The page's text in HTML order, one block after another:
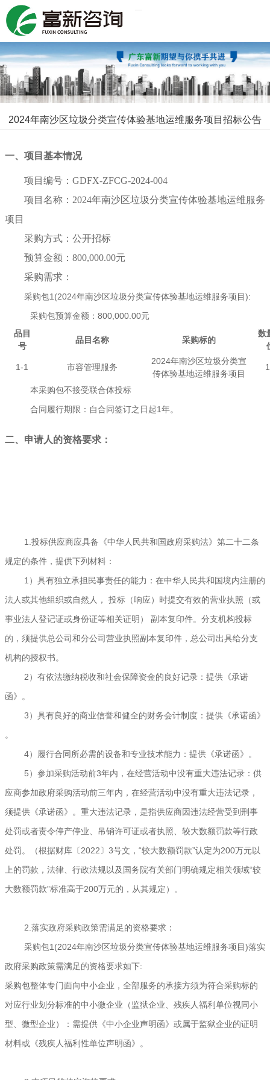
2024年南沙区垃圾分类宣传体验基地运维服务项目招标公告
一、项目基本情况
项目编号：GDFX-ZFCG-2024-004
项目名称：2024年南沙区垃圾分类宣传体验基地运维服务
项目
采购方式：公开招标
预算金额：800,000.00元
采购需求：
采购包1(2024年南沙区垃圾分类宣传体验基地运维服务项目):
采购包预算金额： 800,000.00元
品目
号
品目名称 采购标的
数
1-1 市容管理服务
2024年南沙区垃圾分类宣
传体验基地运维服务项目
本采购包不接受联合体投标
合同履行期限： 自合同签订之日起1年。
二、申请人的资格要求：
1.投标供应商应具备《中华人民共和国政府采购法》第二十二条
规定的条件，提供下列材料：
1）具有独立承担民事责任的能力：在中华人民共和国境内注册的
法人或其他组织或自然人， 投标（响应）时提交有效的营业执照（或
事业法人登记证或身份证等相关证明） 副本复印件。分支机构投标
的，须提供总公司和分公司营业执照副本复印件，总公司出具给分支
机构的授权书。
2）有依法缴纳税收和社会保障资金的良好记录：提供《承诺
函》。
3）具有良好的商业信誉和健全的财务会计制度：提供《承诺函》
。
4）履行合同所必需的设备和专业技术能力：提供《承诺函》。
5）参加采购活动前3年内，在经营活动中没有重大违法记录：供
应商参加政府采购活动前三年内，在经营活动中没有重大违法记录，
须提供《承诺函》。重大违法记录，是指供应商因违法经营受到刑事
处罚或者责令停产停业、吊销许可证或者执照、较大数额罚款等行政
处罚。（根据财库〔2022〕3号文，“较大数额罚款”认定为200万元以
上的罚款，法律、行政法规以及国务院有关部门明确规定相关领域“较
大数额罚款”标准高于200万元的，从其规定）。
2.落实政府采购政策需满足的资格要求：
采购包1(2024年南沙区垃圾分类宣传体验基地运维服务项目)落实
政府采购政策需满足的资格要求如下:
采购包整体专门面向中小企业，全部服务的承接方须为符合采购标的
对应行业划分标准的中小微企业（监狱企业、残疾人福利单位视同小
型、微型企业）：需提供《中小企业声明函》或属于监狱企业的证明
材料或《残疾人福利性单位声明函》。